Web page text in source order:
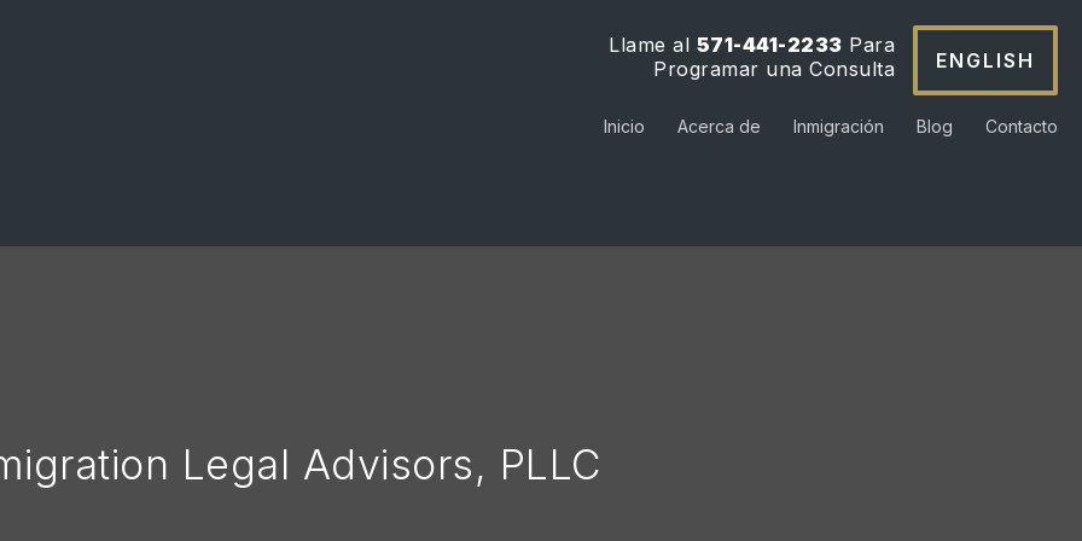
Llame al 571-441-2233 Para
Programar una Consulta
ENGLISH
Inicio Acerca de Inmigración Blog Contacto
Legal Advisors, PLLC